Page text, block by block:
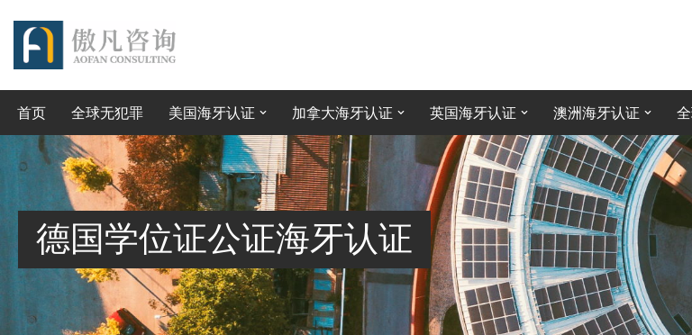
至
文
首页 全球无犯罪 美国海牙认证 加拿大海牙认证 英国海牙认证 澳洲海牙认证
德国学位证公证海牙认证